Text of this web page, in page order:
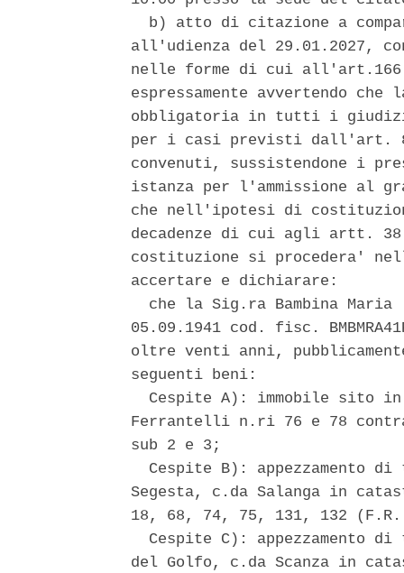
b) atto di citazione a
all'udienza del 29.01.2027,
nelle forme di cui
espressamente avvertendo
obbligatoria in tutti i giudizi
per i casi previsti dall'art.
convenuti, sussistendone i
istanza per l'ammissione al
che nell'ipotesi di
decadenze di cui agli artt.
costituzione si procedera'
accertare e dichiarare:
che la Sig.ra Bambina Maria
05.09.1941 cod. fisc.
oltre venti anni,
seguenti beni:
Cespite A): immobile sito
Ferrantelli n.ri 76 e 78
sub 2 e 3;
Cespite B): appezzamento di
Segesta, c.da Salanga in
18, 68, 74, 75, 131, 132
Cespite C): appezzamento di
del Golfo, c.da Scanza in